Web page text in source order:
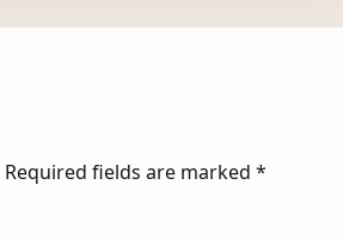
Required fields are marked *